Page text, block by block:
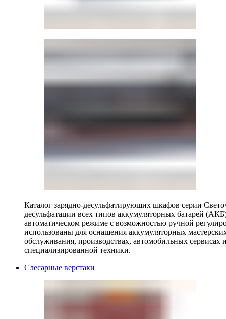
Каталог зарядно-десульфатирующих шкафов серии
десульфатации всех типов аккумуляторных батарей
автоматическом режиме с возможностью ручной
использованы для оснащения аккумуляторных
обслуживания, производствах, автомобильных
специализированной техники.
Слесарные верстаки